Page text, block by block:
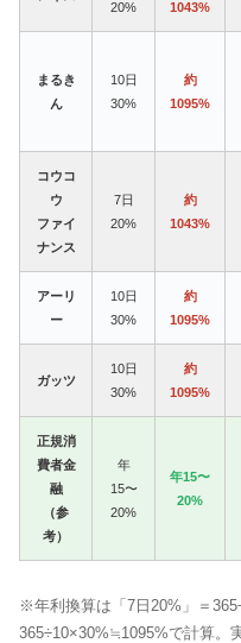
20%
1043%
まるき
ん
10日
30%
約
1095%
コウコ
ウ
ファイ
ナンス
7日
20%
約
1043%
アーリ
ー
10日
30%
約
1095%
ガッツ
10日
30%
約
1095%
正規消
費者金
融
（参
考）
年
15〜
20%
年15〜
20%
※年利換算は「7日20%」＝
365÷10×30%≒1095%で計算。